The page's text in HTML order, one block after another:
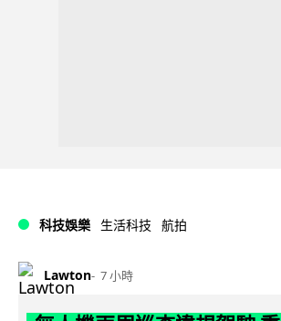
科技娛樂 生活科技 航拍
Lawton 7 小時